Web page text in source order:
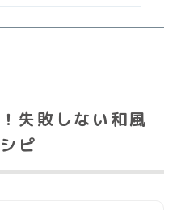
失敗しない和風
ピ